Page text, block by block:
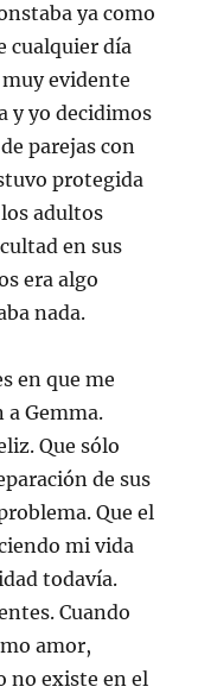
ya como
cualquier día
evidente
y yo decidimos
parejas con
protegida
adultos
en sus
era algo
nada.
en que me
Gemma.
Que sólo
de sus
Que el
mi vida
todavía.
Cuando
amor,
no existe en el